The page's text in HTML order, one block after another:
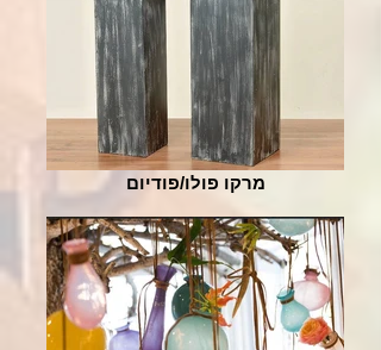
מרקו פולו/פודיום